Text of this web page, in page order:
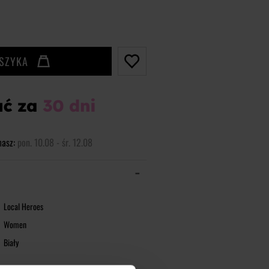
pon. 10.08 - śr. 12.08
Local Heroes
Women
Biały